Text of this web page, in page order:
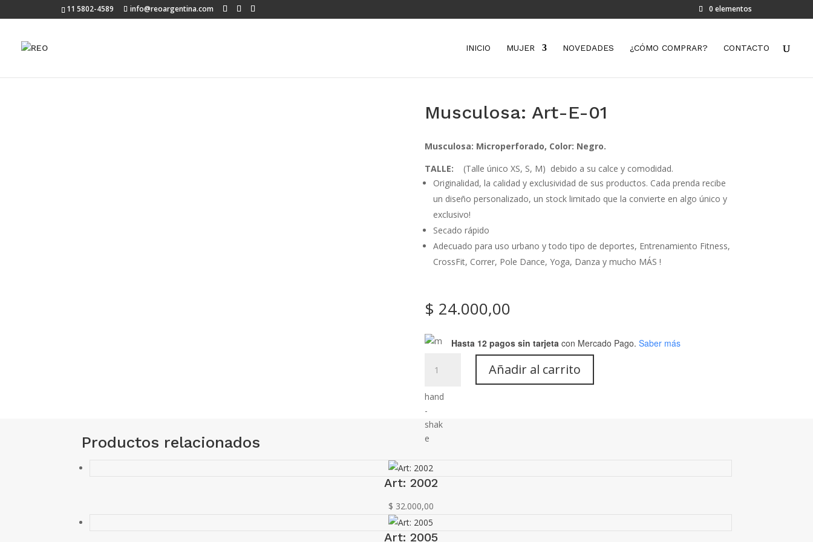
11 5802-4589 info@reoargentina.com 0 elementos
INICIO MUJER NOVEDADES ¿CÓMO COMPRAR? CONTACTO
Musculosa: Art-E-01
Musculosa: Microperforado, Color: Negro.
TALLE:
(Talle único XS, S, M) debido a su calce y comodidad.
Originalidad, la calidad y exclusividad de sus productos. Cada prenda recibe
un diseño personalizado, un stock limitado que la convierte en algo único y
exclusivo!
Secado rápido
Adecuado para uso urbano y todo tipo de deportes, Entrenamiento Fitness,
CrossFit, Correr, Pole Dance, Yoga, Danza y mucho MÁS !
$ 24.000,00
Hasta 12 pagos sin tarjetacon Mercado Pago. Saber más
Art-
01
cantidad
Añadir al carrito
Productos relacionados
Art: 2002
$ 32.000,00
Art: 2005